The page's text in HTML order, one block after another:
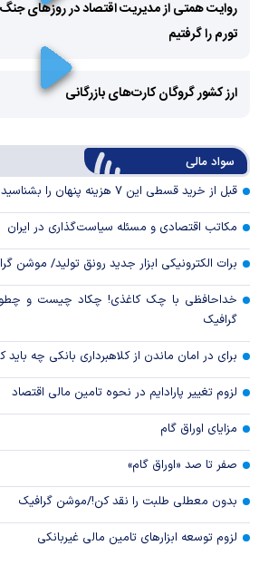
Play
Video
روایت همتی از مدیریت اقتصاد در روزهای
تورم را گرفتیم
ارز کشور گروگان کارت‌های بازرگانی
سواد مالی
قبل از خرید قسطی این ۷ هزینه پنهان را بشناسید
مکاتب اقتصادی و مسئله سیاست‌گذاری در ایران
برات الکترونیکی ابزار جدید رونق تولید/ موشن
خداحافظی با چک کاغذی! چکاد چیست و
گرافیک
برای در امان ماندن از کلاهبرداری بانکی چه باید
لزوم تغییر پارادایم در نحوه تامین مالی اقتصاد
مزایای اوراق گام
صفر تا صد «اوراق گام»
بدون معطلی طلبت را نقد کن!/موشن گرافیک
لزوم توسعه ابزارهای تامین مالی غیربانکی